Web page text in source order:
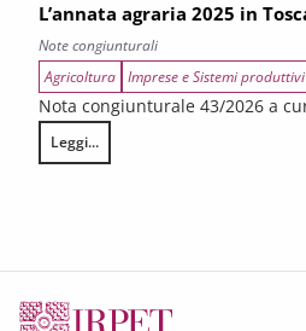
L’annata agraria 2025 in
Note congiunturali
Agricoltura Imprese e Sistemi produttivi
Nota congiunturale 43/2026 a
Leggi...
L’annata agraria 2025 in Toscana